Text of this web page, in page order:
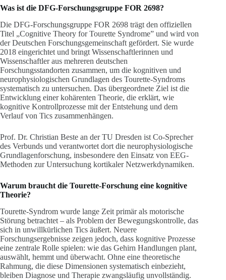
Was ist die DFG-Forschungsgruppe FOR 2698?
Die DFG-Forschungsgruppe FOR 2698 trägt den offiziellen
Titel „Cognitive Theory for Tourette Syndrome” und wird von
der Deutschen Forschungsgemeinschaft gefördert. Sie wurde
2018 eingerichtet und bringt Wissenschaftlerinnen und
Wissenschaftler aus mehreren deutschen
Forschungsstandorten zusammen, um die kognitiven und
neurophysiologischen Grundlagen des Tourette-Syndroms
systematisch zu untersuchen. Das übergeordnete Ziel ist die
Entwicklung einer kohärenten Theorie, die erklärt, wie
kognitive Kontrollprozesse mit der Entstehung und dem
Verlauf von Tics zusammenhängen.
Prof. Dr. Christian Beste an der TU Dresden ist Co-Sprecher
des Verbunds und verantwortet dort die neurophysiologische
Grundlagenforschung, insbesondere den Einsatz von EEG-
Methoden zur Untersuchung kortikaler Netzwerkdynamiken.
Warum braucht die Tourette-Forschung eine kognitive
Theorie?
Tourette-Syndrom wurde lange Zeit primär als motorische
Störung betrachtet – als Problem der Bewegungskontrolle, das
sich in unwillkürlichen Tics äußert. Neuere
Forschungsergebnisse zeigen jedoch, dass kognitive Prozesse
eine zentrale Rolle spielen: wie das Gehirn Handlungen plant,
auswählt, hemmt und überwacht. Ohne eine theoretische
Rahmung, die diese Dimensionen systematisch einbezieht,
bleiben Diagnose und Therapie zwangsläufig unvollständig.